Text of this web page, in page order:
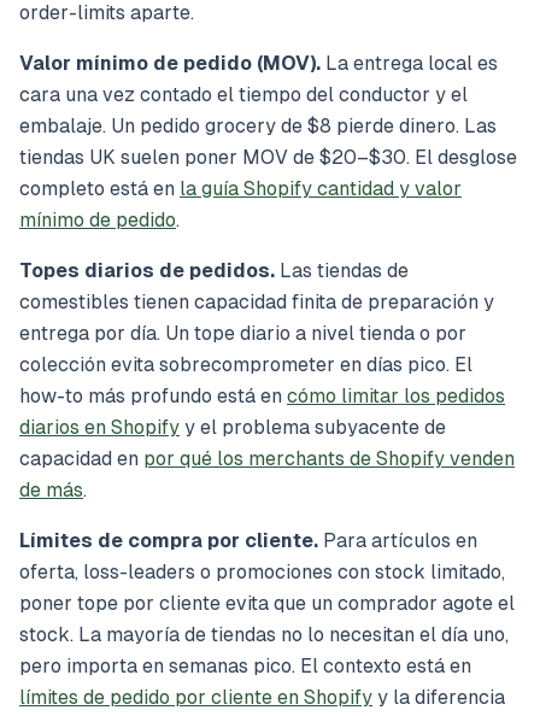
order-limits aparte.
Valor mínimo de pedido (MOV). La entrega local es
cara una vez contado el tiempo del conductor y el
embalaje. Un pedido grocery de $8 pierde dinero. Las
tiendas UK suelen poner MOV de $20–$30. El desglose
completo está en la guía Shopify cantidad y valor
mínimo de pedido.
Topes diarios de pedidos. Las tiendas de
comestibles tienen capacidad finita de preparación y
entrega por día. Un tope diario a nivel tienda o por
colección evita sobrecomprometer en días pico. El
how-to más profundo está en cómo limitar los pedidos
diarios en Shopify y el problema subyacente de
capacidad en por qué los merchants de Shopify venden
de más.
Límites de compra por cliente. Para artículos en
oferta, loss-leaders o promociones con stock limitado,
poner tope por cliente evita que un comprador agote el
stock. La mayoría de tiendas no lo necesitan el día uno,
pero importa en semanas pico. El contexto está en
límites de pedido por cliente en Shopify y la diferencia